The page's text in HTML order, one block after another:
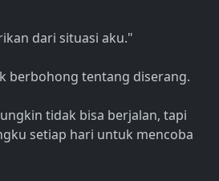
dari situasi aku."
berbohong tentang diserang.
tidak bisa berjalan, tapi
setiap hari untuk mencoba